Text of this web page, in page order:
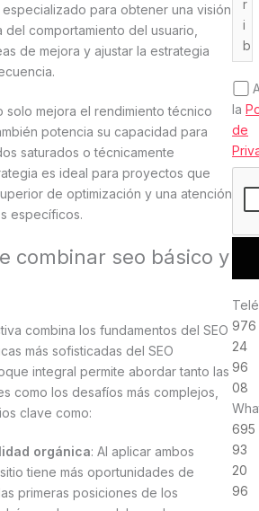
para obtener una visión
del comportamiento del usuario,
de mejora y ajustar la estrategia
solo mejora el rendimiento técnico
potencia su capacidad para
saturados o técnicamente
es ideal para proyectos que
de optimización y una atención
específicos.
combinar seo básico y
combina los fundamentos del SEO
más sofisticadas del SEO
integral permite abordar tanto las
como los desafíos más complejos,
clave como:
orgánica: Al aplicar ambos
tiene más oportunidades de
primeras posiciones de los
la
de
976
24
96
08
695
93
20
96